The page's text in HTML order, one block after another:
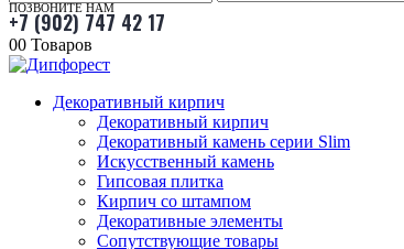
ПОЗВОНИТЕ НАМ
+7 (902) 747 42 17
00 Товаров
Декоративный кирпич
Декоративный кирпич
Декоративный камень серии Slim
Искусственный камень
Гипсовая плитка
Кирпич со штампом
Декоративные элементы
Сопутствующие товары